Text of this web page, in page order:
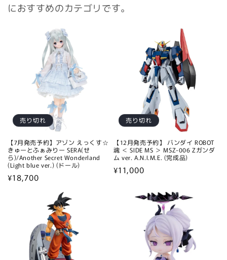
におすすめのカテゴリです。
売り切れ
【7月発売予約】アゾン えっくす☆
きゅーとふぁみりー SERA(せ
ら)/Another Secret Wonderland
(Light blue ver.) (ドール)
通
¥18,700
売り切れ
【12月発売予約】 バンダイ ROBOT
魂 ＜ SIDE MS ＞ MSZ-006 Zガンダ
ム ver. A.N.I.M.E. (完成品)
通
¥11,000